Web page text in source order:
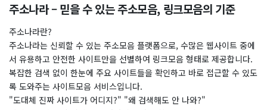
주소나라 – 믿을 수 있는 주소모음, 링크모음의 기준
주소나라란?
주소나라는 신뢰할 수 있는 주소모음 플랫폼으로, 수많은 웹사이트 중에
서 유용하고 안전한 사이트만을 선별하여 링크모음 형태로 제공합니다.
복잡한 검색 없이 한눈에 주요 사이트들을 확인하고 바로 접근할 수 있도
록 도와주는 사이트모음 서비스입니다.
"도대체 진짜 사이트가 어디지?" "왜 검색해도 안 나와?"